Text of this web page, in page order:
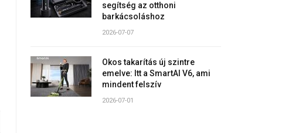
segítség az otthoni
barkácsoláshoz
2026-07-07
Okos takarítás új szintre
emelve: Itt a SmartAI V6, ami
mindent felszív
2026-07-01